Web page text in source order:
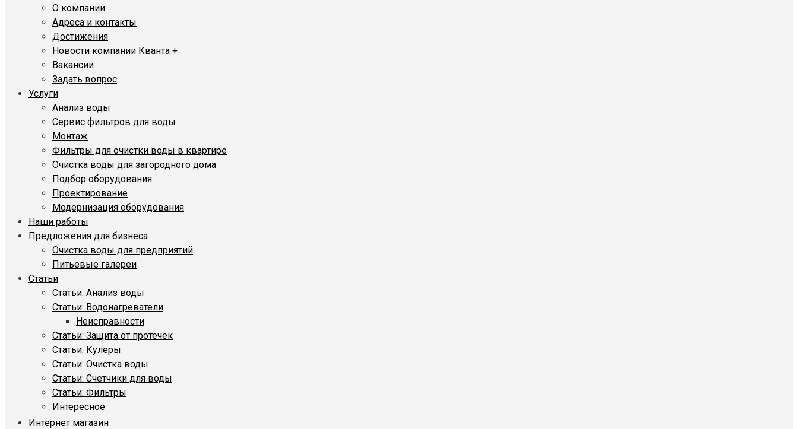
О компании
Адреса и контакты
Достижения
Новости компании Кванта +
Вакансии
Задать вопрос
Услуги
Анализ воды
Сервис фильтров для воды
Монтаж
Фильтры для очистки воды в квартире
Очистка воды для загородного дома
Подбор оборудования
Проектирование
Модернизация оборудования
Наши работы
Предложения для бизнеса
Очистка воды для предприятий
Питьевые галереи
Статьи
Статьи: Анализ воды
Статьи: Водонагреватели
Неисправности
Статьи: Защита от протечек
Статьи: Кулеры
Статьи: Очистка воды
Статьи: Счетчики для воды
Статьи: Фильтры
Интересное
Интернет магазин